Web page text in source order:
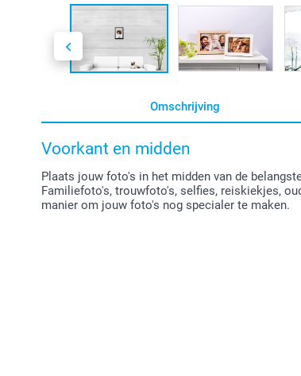
Omschrijving
Voorkant en midden
Plaats jouw foto's in het midden van de
Familiefoto's, trouwfoto's, selfies, reiskiekjes,
manier om jouw foto's nog specialer te maken.